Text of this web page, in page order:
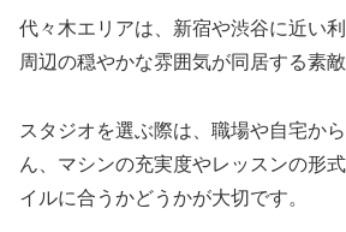
代々木エリアは、新宿や渋谷に近い
周辺の穏やかな雰囲気が同居する素敵
スタジオを選ぶ際は、職場や自宅か
ん、マシンの充実度やレッスンの形
イルに合うかどうかが大切です。